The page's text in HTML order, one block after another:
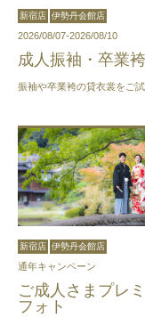
新宿店 伊勢丹会館店
2026/08/07-2026/08/10
成人振袖・卒業
振袖や卒業袴の貸衣裳をご
新宿店 伊勢丹会館店
通年キャンペーン
ご成人さまプレ
フォト